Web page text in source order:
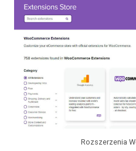
Rozszerzenia